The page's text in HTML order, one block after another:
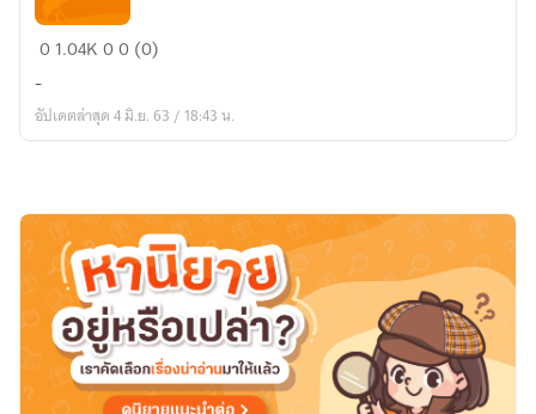
อ๋อง
เหนือ
01.04K00 (0)
-
อัปเดตล่าสุด 4 มิ.ย. 63 / 18:43 น.